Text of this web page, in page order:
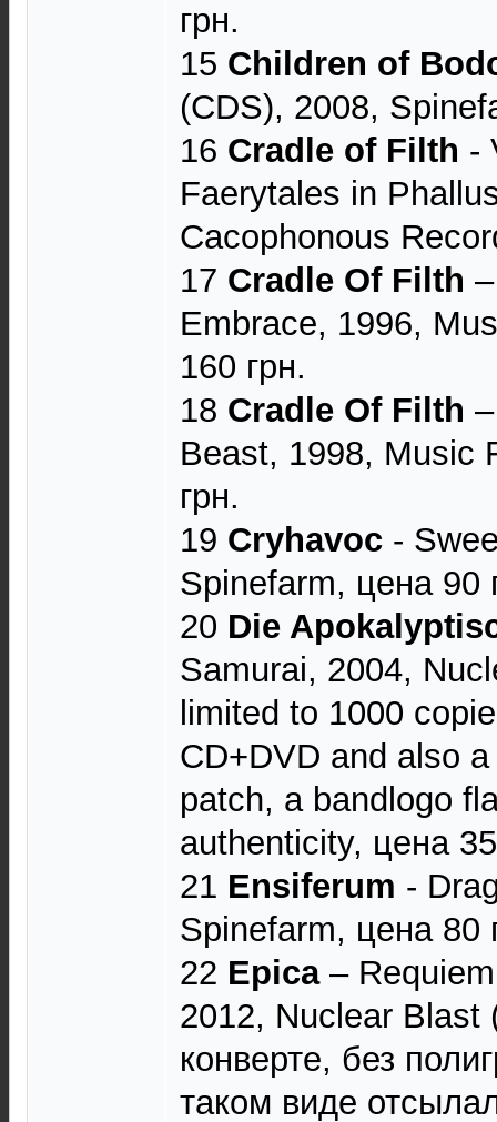
грн.
15 Children of
(CDS), 2008,
16 Cradle of Filth -
Faerytales in
Cacophonous
17 Cradle Of Filth
Embrace, 1996,
160 грн.
18 Cradle Of Filth
Beast, 1998, Music
грн.
19 Cryhavoc -
Spinefarm, цена 90
20 Die
Samurai, 2004,
limited to 1000
CD+DVD and also
patch, a bandlogo
authenticity, цена
21 Ensiferum -
Spinefarm, цена 80
22 Epica–
2012, Nuclear Blast
конверте, без
таком виде